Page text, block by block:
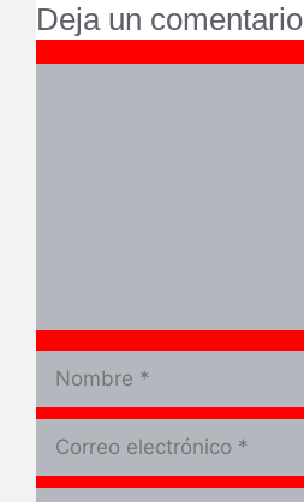
Deja un comentario
Nombre
Correo